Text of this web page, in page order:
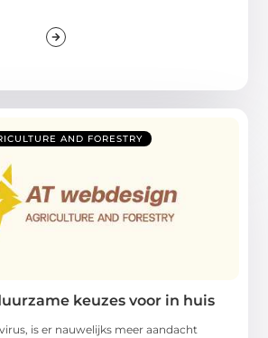
AND FORESTRY
keuzes voor in huis
is er nauwelijks meer aandacht